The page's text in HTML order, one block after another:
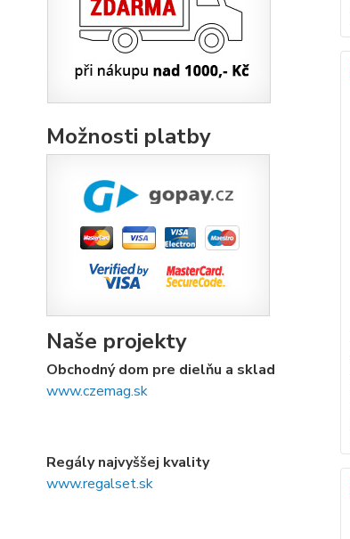
Možnosti platby
Naše projekty
Obchodný dom pre dielňu a sklad
www.czemag.sk
Regály najvyššej kvality
www.regalset.sk